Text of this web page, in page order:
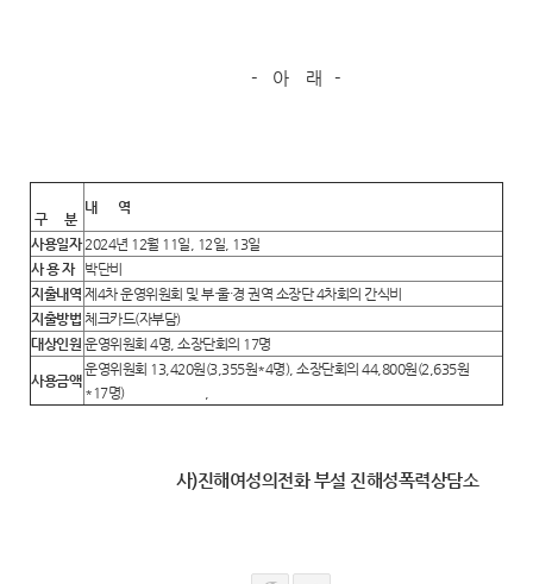
- 아 래 -
구 분
내 역
사용일자 2024년 12월 11일, 12일, 13일
사 용 자
박단비
지출내역 제4차 운영위원회 및 부·울·경 권역 소장단 4차회의 간식비
지출방법 체크카드(자부담)
대상인원 운영위원회 4명, 소장단회의 17명
사용금액
운영위원회 13,420원(3,355원*4명), 소장단회의 44,800원(2,635원
*17명) ,
사)진해여성의전화 부설 진해성폭력상담소